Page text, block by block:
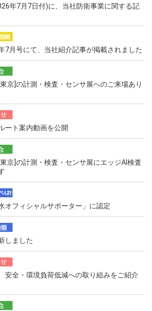
年7月7日付)に、当社防衛事業に関する記
7月号にて、当社紹介記事が掲載されました
京]の計測・検査・センサ展へのご来場あり
ート案内動画を公開
京]の計測・検査・センサ展にエッジAI検査
オフィシャルサポーター」に認定
しました
安全・環境負荷低減への取り組みをご紹介